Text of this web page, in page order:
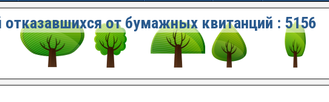
от бумажных квитанций : 5156